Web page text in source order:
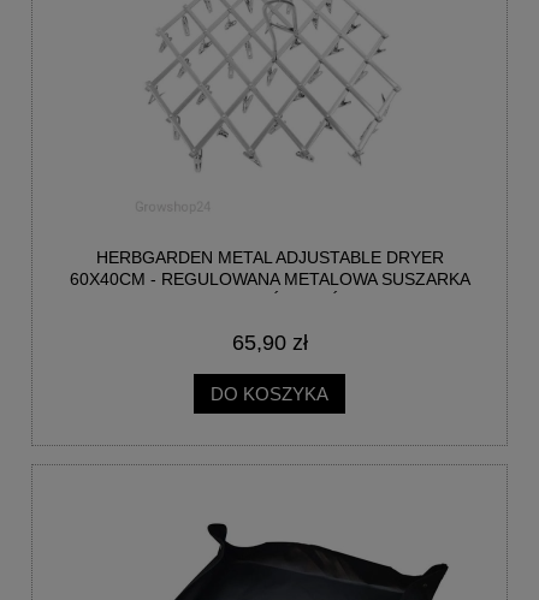
HERBGARDEN METAL ADJUSTABLE DRYER
60X40CM - REGULOWANA METALOWA SUSZARKA
65,90 zł
DO KOSZYKA